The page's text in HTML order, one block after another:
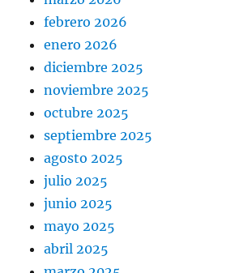
febrero 2026
enero 2026
diciembre 2025
noviembre 2025
octubre 2025
septiembre 2025
agosto 2025
julio 2025
junio 2025
mayo 2025
abril 2025